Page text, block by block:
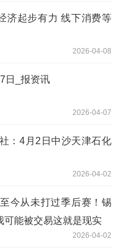
济起步有力 线下消费等
2026-04-08
日_报资讯
2026-04-07
：4月2日中沙天津石化
2026-04-02
今从未打过季后赛！锡
可能被交易这就是现实
2026-04-02